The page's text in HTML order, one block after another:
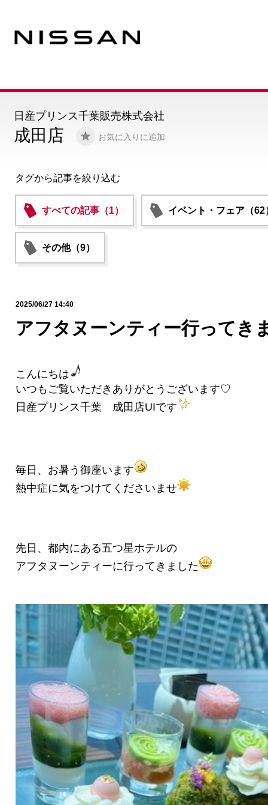
成田店 お気に入りに追加
日産プリンス千葉販売株式会社
タグから記事を絞り込む
すべての記事（1） イベント・フェア（62
その他（9）
2025/06/27 14:40
アフタヌーンティー行ってき
こんにちは
いつもご覧いただきありがとうございます♡
日産プリンス千葉 成田店UIです
毎日、お暑う御座います
熱中症に気をつけてくださいませ
先日、都内にある五つ星ホテルの
アフタヌーンティーに行ってきました